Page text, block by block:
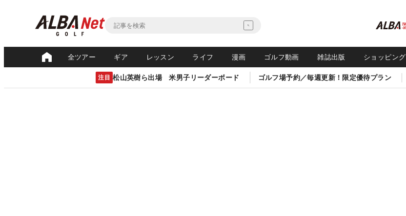
全ツアー ギア レッスン ライフ 漫画 ゴルフ動画 雑誌出版 ショッピング
注目 松山英樹ら出場 米男子リーダーボード ゴルフ場予約／毎週更新！限定優待プラン